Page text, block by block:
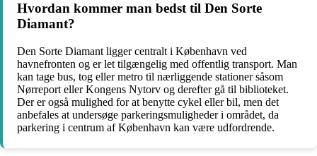
Hvordan kommer man bedst til Den Sorte
Diamant?
Den Sorte Diamant ligger centralt i København ved
havnefronten og er let tilgængelig med offentlig transport. Man
kan tage bus, tog eller metro til nærliggende stationer såsom
Nørreport eller Kongens Nytorv og derefter gå til biblioteket.
Der er også mulighed for at benytte cykel eller bil, men det
anbefales at undersøge parkeringsmuligheder i området, da
parkering i centrum af København kan være udfordrende.